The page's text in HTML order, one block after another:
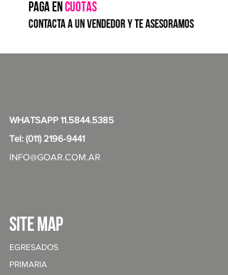
PAGA ENCUOTAS
contacta a un vendedor y te asesoramos
WHATSAPP 11.5844.5385
Tel: (011) 2196-9441
INFO@GOAR.COM.AR
site map
EGRESADOS
PRIMARIA